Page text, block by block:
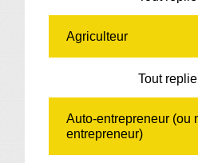
Agriculteur
Tout
Auto-entrepreneur (ou
entrepreneur)